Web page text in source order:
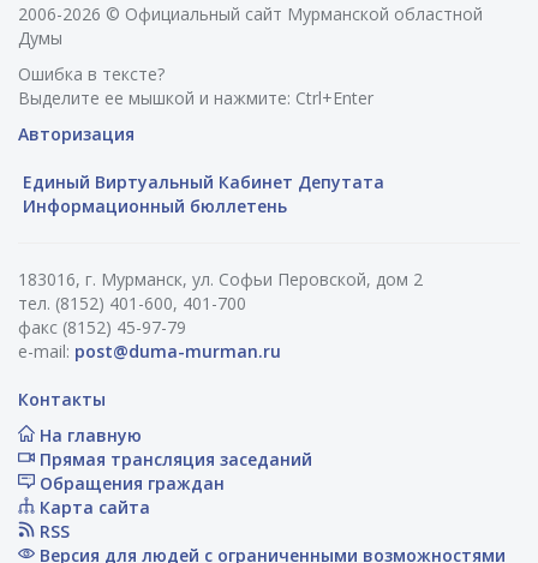
2006-2026 © Официальный сайт Мурманской областной
Думы
Ошибка в тексте?
Выделите ее мышкой и нажмите: Ctrl+Enter
Авторизация
Единый Виртуальный Кабинет Депутата
Информационный бюллетень
183016, г. Мурманск, ул. Софьи Перовской, дом 2
тел. (8152) 401-600, 401-700
факс (8152) 45-97-79
e-mail: post@duma-murman.ru
Контакты
На главную
Прямая трансляция заседаний
Обращения граждан
Карта сайта
RSS
Версия для людей с ограниченными возможностями